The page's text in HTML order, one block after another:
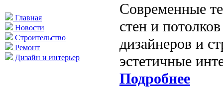
Главная
Новости
Строительство
Ремонт
Дизайн и интерьер
Современные
стен и
дизайнеров и
эстетичные
Подробнее